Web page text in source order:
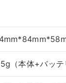
（本体+バッテ